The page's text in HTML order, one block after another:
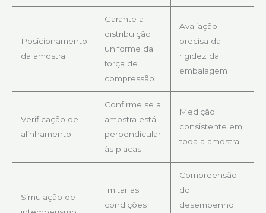
Posicionamento
da amostra
Garante a
distribuição
uniforme da
força de
compressão
Avaliação
precisa da
rigidez da
embalagem
Verificação de
alinhamento
Confirme se a
amostra está
perpendicular
às placas
Medição
consistente em
toda a amostra
Simulação de
Imitar as
condições
Compreensão
do
desempenho